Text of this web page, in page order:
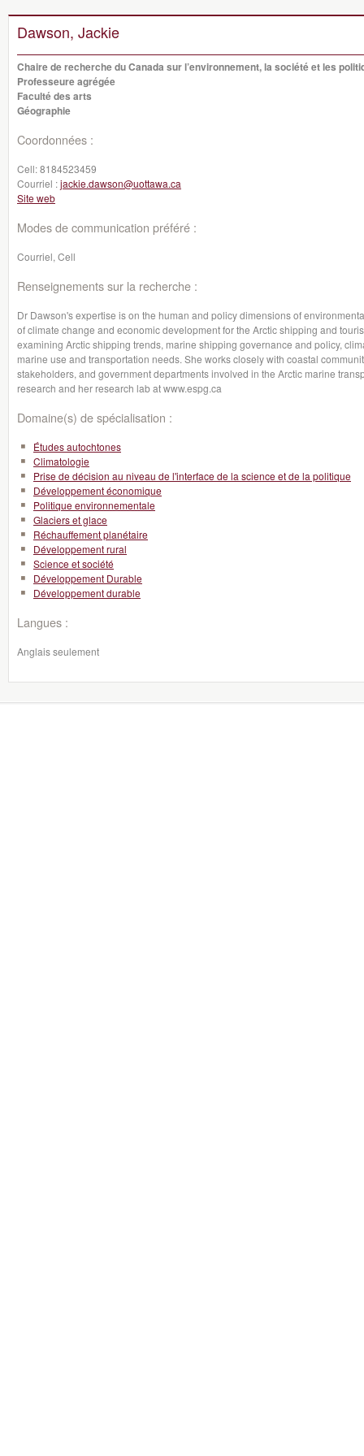
Dawson, Jackie
Chaire de recherche du Canada sur l’environnement, la société et les
Professeure agrégée
Faculté des arts
Géographie
Coordonnées :
Cell:8184523459
Courriel :jackie.dawson@uottawa.ca
Site web
Modes de communication préféré :
Courriel, Cell
Renseignements sur la recherche :
Dr Dawson's expertise is on the human and policy dimensions of
of climate change and economic development for the Arctic shipping and
examining Arctic shipping trends, marine shipping governance and policy,
marine use and transportation needs. She works closely with coastal
stakeholders, and government departments involved in the Arctic marine
research and her research lab at www.espg.ca
Domaine(s) de spécialisation :
Études autochtones
Climatologie
Prise de décision au niveau de l'interface de la science et de la politique
Développement économique
Politique environnementale
Glaciers et glace
Réchauffement planétaire
Développement rural
Science et société
Développement Durable
Développement durable
Langues :
Anglais seulement